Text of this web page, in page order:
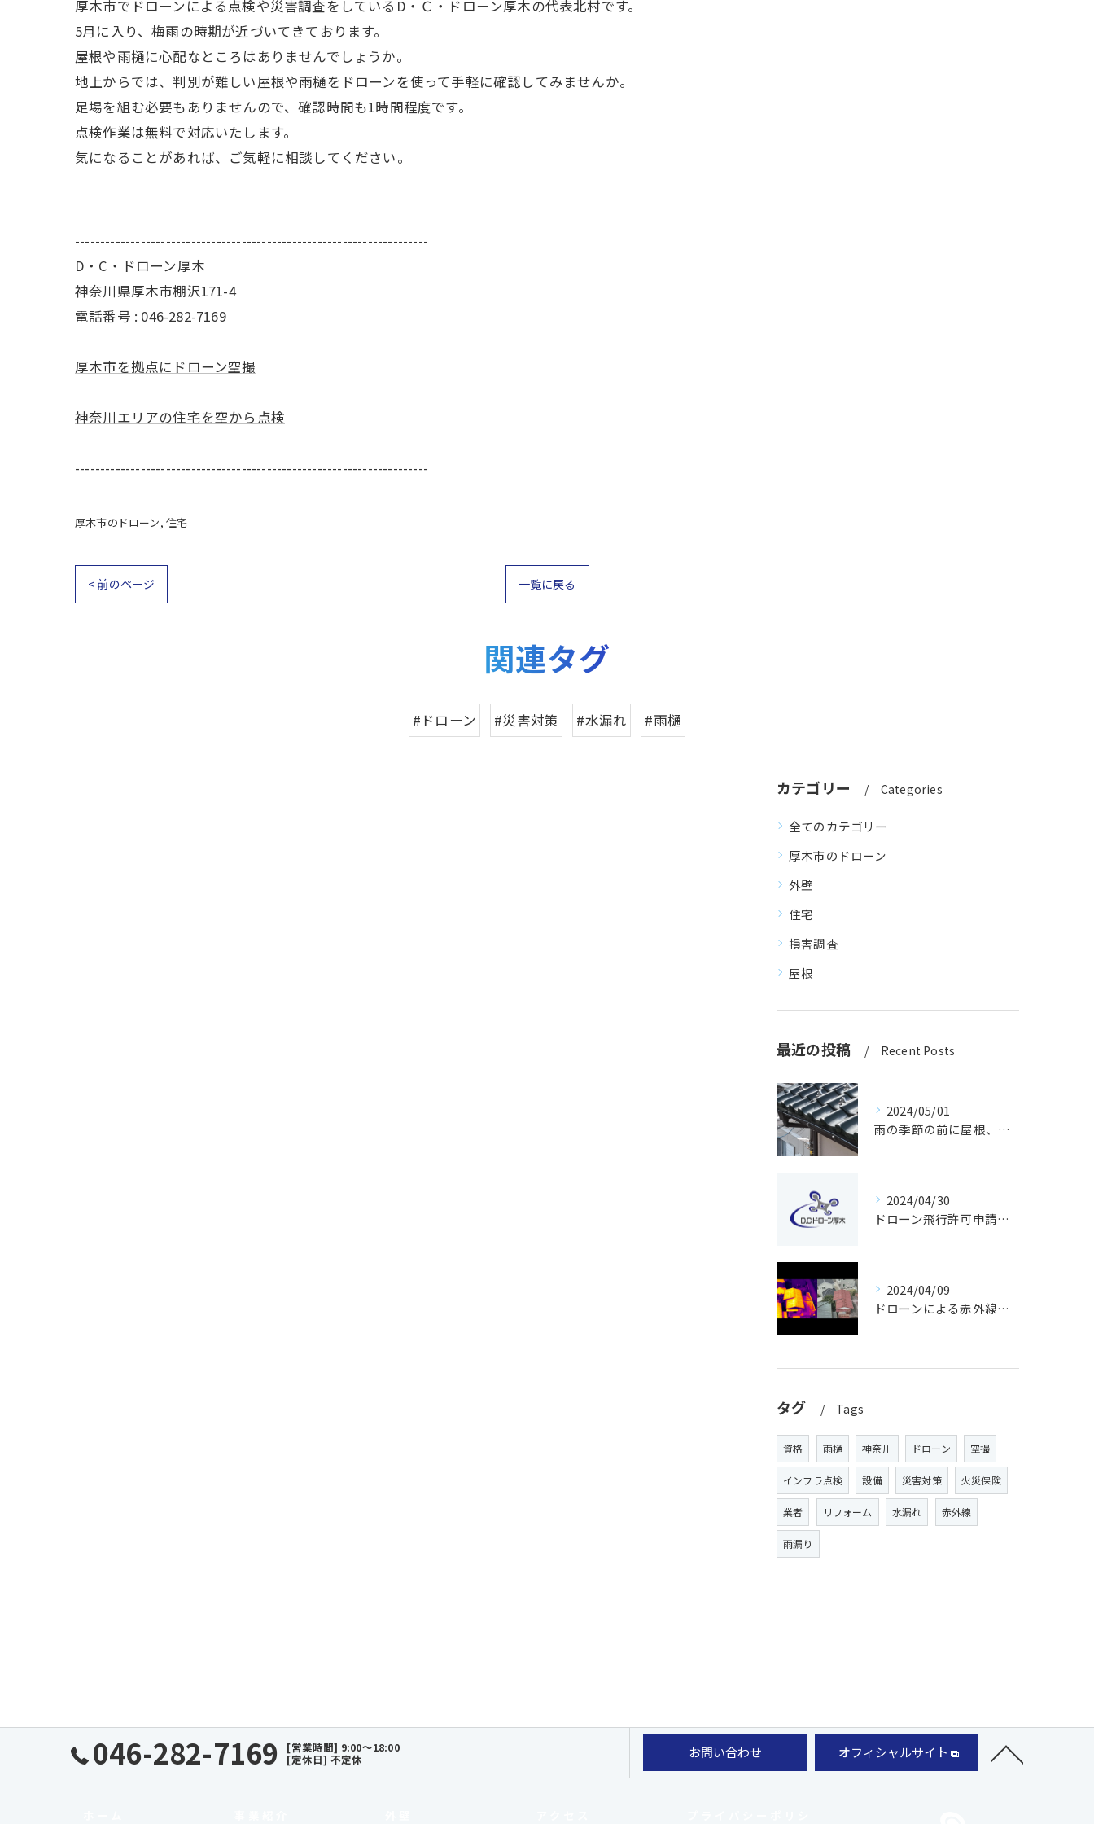
厚木市でドローンによる点検や災害調査をしているD・Ｃ・ドローン厚木の代表北村です。
5月に入り、梅雨の時期が近づいてきております。
屋根や雨樋に心配なところはありませんでしょうか。
地上からでは、判別が難しい屋根や雨樋をドローンを使って手軽に確認してみませんか。
足場を組む必要もありませんので、確認時間も1時間程度です。
点検作業は無料で対応いたします。
気になることがあれば、ご気軽に相談してください。
----------------------------------------------------------------------
D・C・ドローン厚木
神奈川県厚木市棚沢171-4
電話番号 : 046-282-7169
厚木市を拠点にドローン空撮
神奈川エリアの住宅を空から点検
----------------------------------------------------------------------
厚木市のドローン 住宅
< 前のページ 一覧に戻る
関連タグ
#ドローン #災害対策 #水漏れ #雨樋
カテゴリー Categories
全てのカテゴリー
厚木市のドローン
外壁
住宅
損害調査
屋根
最近の投稿 Recent Posts
2024/05/01
雨の季節の前に屋根、雨樋の点検はいかがでしょう。
2024/04/30
ドローン飛行許可申請について①｜D・Ｃ・ドローン厚木
2024/04/09
ドローンによる赤外線撮影で家の健康診断！
タグ Tags
資格 雨樋 神奈川 ドローン 空撮
インフラ点検 設備 災害対策 火災保険
業者 リフォーム 水漏れ 赤外線
雨漏り
046-282-7169 [営業時間] 9:00～18:00
[定休日] 不定休 お問い合わせ オフィシャルサイト